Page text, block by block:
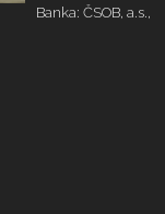
Banka: ČSOB, a.s.,